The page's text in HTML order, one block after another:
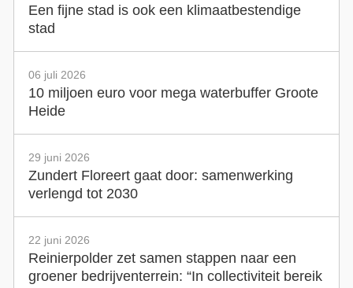
Een fijne stad is ook een klimaatbestendige
stad
06 juli 2026
10 miljoen euro voor mega waterbuffer Groote
Heide
29 juni 2026
Zundert Floreert gaat door: samenwerking
verlengd tot 2030
22 juni 2026
Reinierpolder zet samen stappen naar een
groener bedrijventerrein: “In collectiviteit bereik